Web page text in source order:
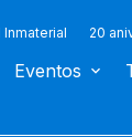
20
Eventos